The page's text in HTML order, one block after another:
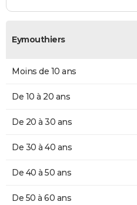
Eymouthiers
Moins de 10 ans
De 10 à 20 ans
De 20 à 30 ans
De 30 à 40 ans
De 40 à 50 ans
De 50 à 60 ans